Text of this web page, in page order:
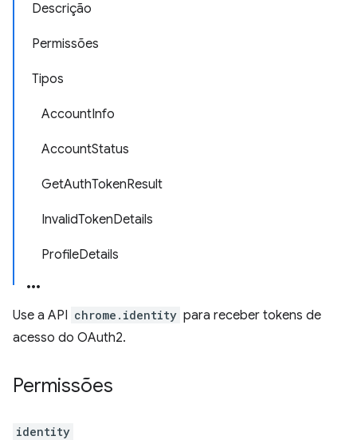
Descrição
Permissões
Tipos
AccountInfo
AccountStatus
GetAuthTokenResult
InvalidTokenDetails
ProfileDetails
Use a API chrome.identity para receber tokens de
acesso do OAuth2.
Permissões
identity